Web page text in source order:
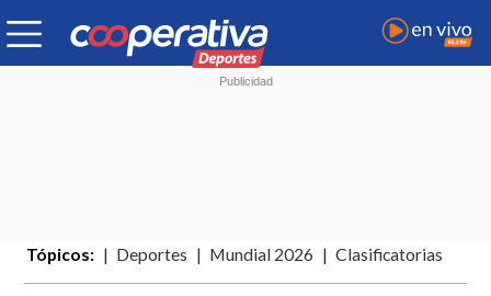
Tópicos: Deportes Mundial 2026 Clasificatorias